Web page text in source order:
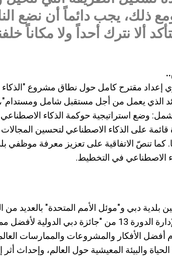
ذلك، يجب دائماً أن نضع
ألا نترك أحداً ولا مكاناً
إعداد مقترح كامل حول نطاق مشروع
الذي يعمل من أجل مستقبل شامل ومستدام"،
وضع استراتيجية حوكمة الذكاء
على الذكاء الاصطناعي لتحسين المجالات
‌كما تنصّ الاتفاقية على تعزيز معرفة موظفي
الاصطناعي في التخطيط.
بلدية دبي و"موئل الأمم المتحدة" بالعديد من
أبرزها التعاون المستمر لإدارة الدورة 13 من "جائزة دبي
أفضل الأفكار والمشروعات والممارسات
والبيئة المعيشية حول العالم، وإحداث